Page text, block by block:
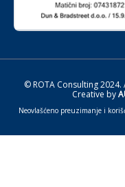
© ROTA Consulting
Creative by
Neovlašćeno preuzimanje i